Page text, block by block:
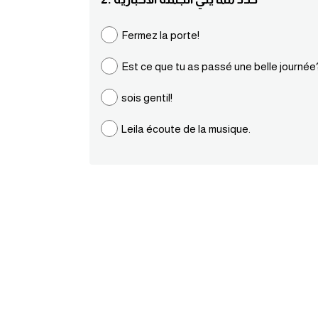
Fermez la porte!
Est ce que tu as passé une belle
sois gentil!
Leila écoute de la musique.